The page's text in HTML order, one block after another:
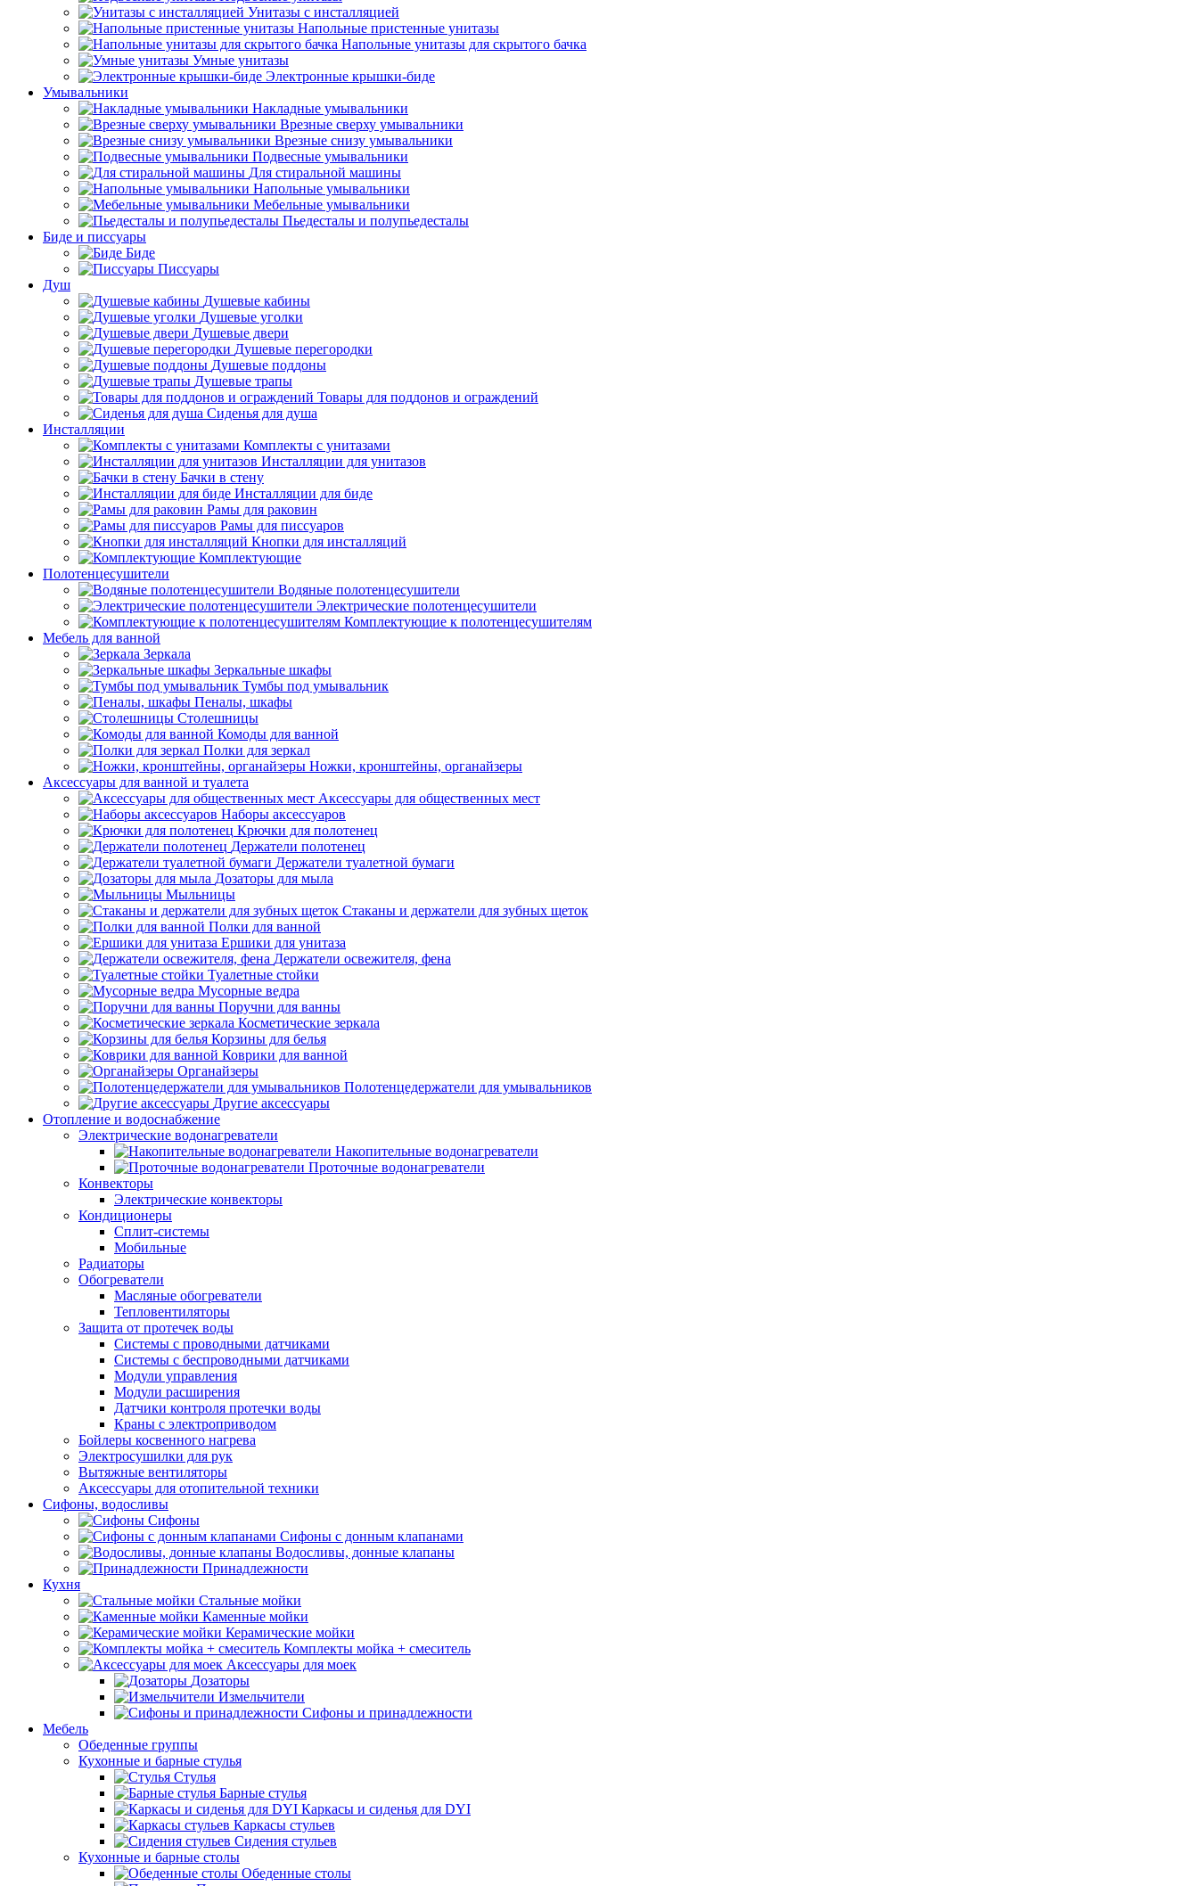
Унитазы с инсталляцией
Напольные пристенные унитазы
Напольные унитазы для скрытого бачка
Умные унитазы
Электронные крышки-биде
Умывальники
Накладные умывальники
Врезные сверху умывальники
Врезные снизу умывальники
Подвесные умывальники
Для стиральной машины
Напольные умывальники
Мебельные умывальники
Пьедесталы и полупьедесталы
Биде и писсуары
Биде
Писсуары
Душ
Душевые кабины
Душевые уголки
Душевые двери
Душевые перегородки
Душевые поддоны
Душевые трапы
Товары для поддонов и ограждений
Сиденья для душа
Инсталляции
Комплекты с унитазами
Инсталляции для унитазов
Бачки в стену
Инсталляции для биде
Рамы для раковин
Рамы для писсуаров
Кнопки для инсталляций
Комплектующие
Полотенцесушители
Водяные полотенцесушители
Электрические полотенцесушители
Комплектующие к полотенцесушителям
Мебель для ванной
Зеркала
Зеркальные шкафы
Тумбы под умывальник
Пеналы, шкафы
Столешницы
Комоды для ванной
Полки для зеркал
Ножки, кронштейны, органайзеры
Аксессуары для ванной и туалета
Аксессуары для общественных мест
Наборы аксессуаров
Крючки для полотенец
Держатели полотенец
Держатели туалетной бумаги
Дозаторы для мыла
Мыльницы
Стаканы и держатели для зубных щеток
Полки для ванной
Ершики для унитаза
Держатели освежителя, фена
Туалетные стойки
Мусорные ведра
Поручни для ванны
Косметические зеркала
Корзины для белья
Коврики для ванной
Органайзеры
Полотенцедержатели для умывальников
Другие аксессуары
Отопление и водоснабжение
Электрические водонагреватели
Накопительные водонагреватели
Проточные водонагреватели
Конвекторы
Электрические конвекторы
Кондиционеры
Сплит-системы
Мобильные
Радиаторы
Обогреватели
Масляные обогреватели
Тепловентиляторы
Защита от протечек воды
Системы с проводными датчиками
Системы с беспроводными датчиками
Модули управления
Модули расширения
Датчики контроля протечки воды
Краны с электроприводом
Бойлеры косвенного нагрева
Электросушилки для рук
Вытяжные вентиляторы
Аксессуары для отопительной техники
Сифоны, водосливы
Сифоны
Сифоны с донным клапанами
Водосливы, донные клапаны
Принадлежности
Кухня
Стальные мойки
Каменные мойки
Керамические мойки
Комплекты мойка + смеситель
Аксессуары для моек
Дозаторы
Измельчители
Сифоны и принадлежности
Мебель
Обеденные группы
Кухонные и барные стулья
Стулья
Барные стулья
Каркасы и сиденья для DYI
Каркасы стульев
Сидения стульев
Кухонные и барные столы
Обеденные столы